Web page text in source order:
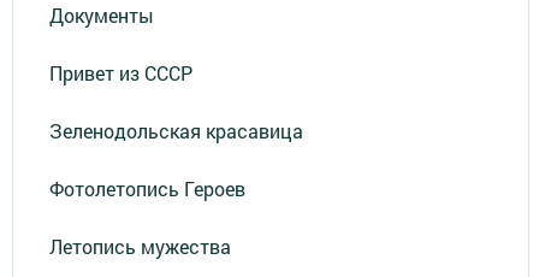
Документы
Привет из СССР
Зеленодольская красавица
Фотолетопись Героев
Летопись мужества